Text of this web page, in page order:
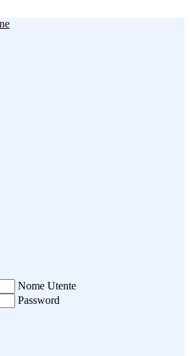
Nome Utente
Password